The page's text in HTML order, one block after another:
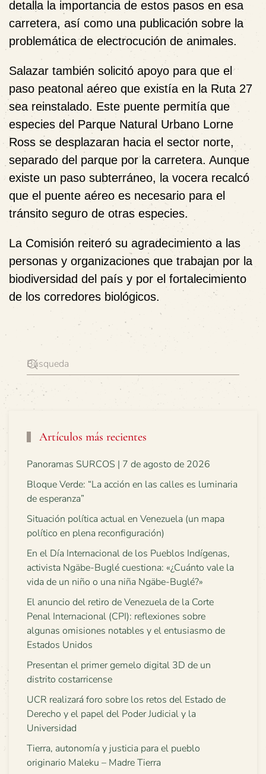
detalla la importancia de estos pasos en esa
carretera, así como una publicación sobre la
problemática de electrocución de animales.
Salazar también solicitó apoyo para que el
paso peatonal aéreo que existía en la Ruta 27
sea reinstalado. Este puente permitía que
especies del Parque Natural Urbano Lorne
Ross se desplazaran hacia el sector norte,
separado del parque por la carretera. Aunque
existe un paso subterráneo, la vocera recalcó
que el puente aéreo es necesario para el
tránsito seguro de otras especies.
La Comisión reiteró su agradecimiento a las
personas y organizaciones que trabajan por la
biodiversidad del país y por el fortalecimiento
de los corredores biológicos.
Artículos más recientes
Panoramas SURCOS | 7 de agosto de 2026
Bloque Verde: “La acción en las calles es luminaria
de esperanza”
Situación política actual en Venezuela (un mapa
político en plena reconfiguración)
En el Día Internacional de los Pueblos Indígenas,
activista Ngäbe-Buglé cuestiona: «¿Cuánto vale la
vida de un niño o una niña Ngäbe-Buglé?»
El anuncio del retiro de Venezuela de la Corte
Penal Internacional (CPI): reflexiones sobre
algunas omisiones notables y el entusiasmo de
Estados Unidos
Presentan el primer gemelo digital 3D de un
distrito costarricense
UCR realizará foro sobre los retos del Estado de
Derecho y el papel del Poder Judicial y la
Universidad
Tierra, autonomía y justicia para el pueblo
originario Maleku – Madre Tierra